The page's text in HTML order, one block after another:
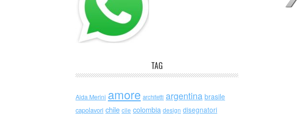
TAG
Alda Merini amore architetti argentina brasile
capolavori chile cile colombia design disegnatori